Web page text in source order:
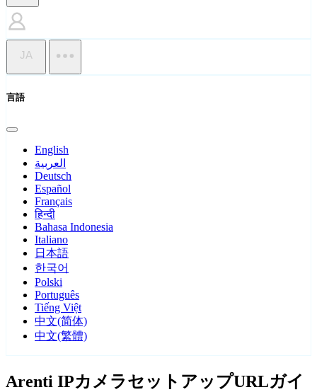
JA
言語
English
العربية
Deutsch
Español
Français
हिन्दी
Bahasa Indonesia
Italiano
日本語
한국어
Polski
Português
Tiếng Việt
中文(简体)
中文(繁體)
Arenti IPカメラセットアップURLガイ